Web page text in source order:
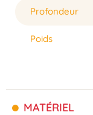
Profondeur
Poids
MATÉRIEL